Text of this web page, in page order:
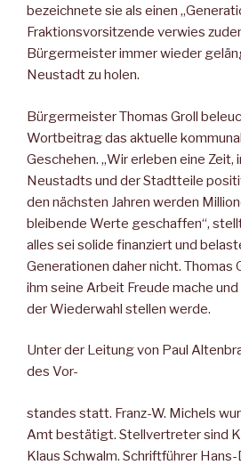
bezeichnete sie als einen
Fraktionsvorsitzende verwies
Bürgermeister immer wieder
Neustadt zu holen.
Bürgermeister Thomas Groll
Wortbeitrag das aktuelle
Geschehen. „Wir erleben eine Zeit,
Neustadts und der Stadtteile
den nächsten Jahren werden
bleibende Werte geschaffen“,
alles sei solide finanziert und
Generationen daher nicht. Thomas
ihm seine Arbeit Freude mache
der Wiederwahl stellen werde.
Unter der Leitung von Paul
des Vor-
standes statt. Franz-W. Michels
Amt bestätigt. Stellvertreter sind
Klaus Schwalm. Schriftführer